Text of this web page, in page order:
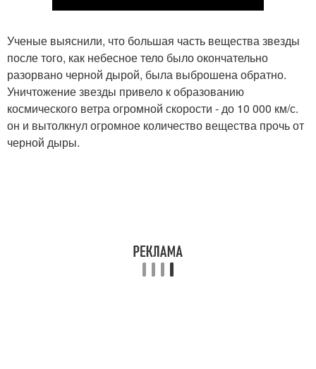
Ученые выяснили, что большая часть вещества звезды
после того, как небесное тело было окончательно
разорвано черной дырой, была выброшена обратно.
Уничтожение звезды привело к образованию
космического ветра огромной скорости - до 10 000 км/с.
он и вытолкнул огромное количество вещества прочь от
черной дыры.